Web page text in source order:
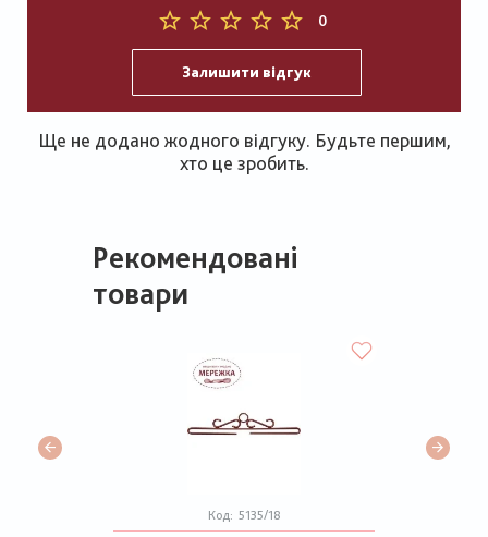
0
Залишити відгук
Ще не додано жодного відгуку. Будьте першим,
хто це зробить.
Рекомендовані
товари
Код: 5135/18